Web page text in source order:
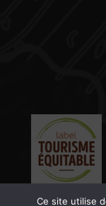
Ce site utilise